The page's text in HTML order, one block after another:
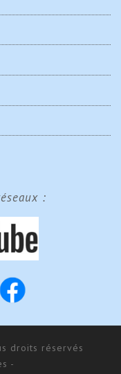
:
droits réservés
-